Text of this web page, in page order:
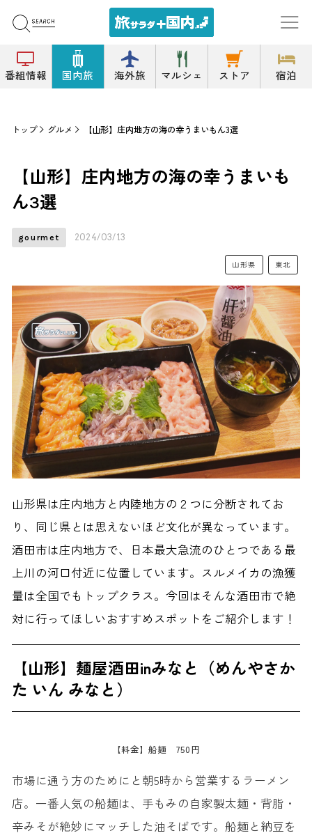
番組情報 国内旅 海外旅 マルシェ ストア 宿泊
トップ グルメ 【山形】庄内地方の海の幸うまいもん3選
【山形】庄内地方の海の幸うまいも
ん3選
gourmet 2024/03/13
山形県 東北
山形県は庄内地方と内陸地方の２つに分断されてお
り、同じ県とは思えないほど文化が異なっています。
酒田市は庄内地方で、日本最大急流のひとつである最
上川の河口付近に位置しています。スルメイカの漁獲
量は全国でもトップクラス。今回はそんな酒田市で絶
対に行ってほしいおすすめスポットをご紹介します！
【山形】麺屋酒田inみなと（めんやさか
た いん みなと）
【料金】船麺 750円
市場に通う方のためにと朝5時から営業するラーメン
店。一番人気の船麺は、手もみの自家製太麺・背脂・
辛みそが絶妙にマッチした油そばです。船麺と納豆を